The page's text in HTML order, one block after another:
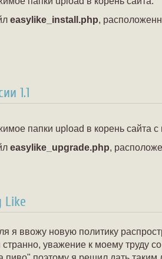
easylike_install.php,
1.1
папки upload в корень сайта
easylike_upgrade.php,
Like
я ввожу новую политику
странно, уважение к моему труду